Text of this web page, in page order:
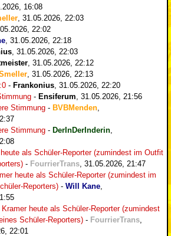
16:08
31.05.2026, 22:03
22:02
31.05.2026, 22:18
31.05.2026, 22:03
31.05.2026, 22:12
31.05.2026, 22:13
- Frankonius 31.05.2026, 22:20
- Ensiferum 31.05.2026, 21:56
Stimmung - BVBMenden
Stimmung - DerInDerInderin
als Schüler-Reporter (zumindest im Outfit
- FourrierTrans 31.05.2026, 21:47
heute als Schüler-Reporter (zumindest im
Reporters) - Will Kane
heute als Schüler-Reporter (zumindest
Schüler-Reporters) - FourrierTrans
22:01